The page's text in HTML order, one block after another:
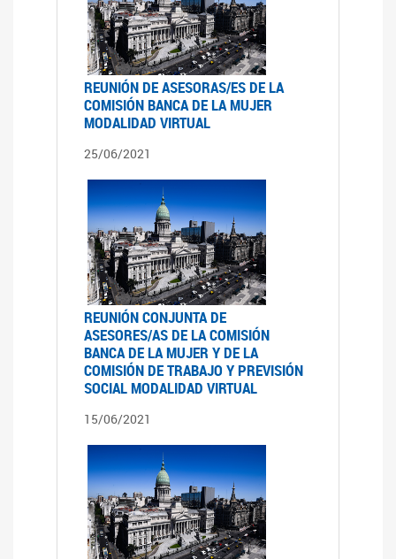
REUNIÓN DE ASESORAS/ES DE LA
COMISIÓN BANCA DE LA MUJER
MODALIDAD VIRTUAL
25/06/2021
REUNIÓN CONJUNTA DE
ASESORES/AS DE LA COMISIÓN
BANCA DE LA MUJER Y DE LA
COMISIÓN DE TRABAJO Y PREVISIÓN
SOCIAL MODALIDAD VIRTUAL
15/06/2021